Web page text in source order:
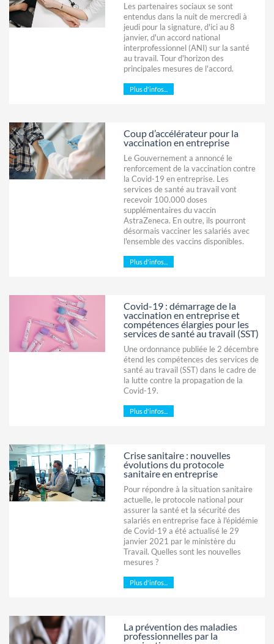
Les partenaires sociaux se sont
entendus dans la nuit de mercredi à
jeudi pour la signature, d'ici au 8
janvier, d'un accord national
interprofessionnel (ANI) sur la santé
au travail. Tour d'horizon des
principales mesures de l'accord.
Plus d'infos...
Coup d’accélérateur pour la
vaccination en entreprise
Le Gouvernement a annoncé le
renforcement de la vaccination contre
la Covid-19 en entreprise. Les
services de santé au travail vont
recevoir 100.000 doses
supplémentaires du vaccin
AstraZeneca. En outre, ils pourront
désormais vacciner les salariés avec
l'ensemble des vaccins disponibles.
Plus d'infos...
Covid-19 : démarrage de la
vaccination en entreprise et
compétences élargies pour les
services de santé au travail (SST)
Une ordonnance publiée le 2 décembre
étend les compétences des services de
santé au travail (SST) dans le cadre de
la lutte contre la propagation de la
Covid-19.
Plus d'infos...
Crise sanitaire : nouvelles
évolutions du protocole
sanitaire en entreprise
Pour répondre à la situation sanitaire
actuelle, le protocole national pour
assurer la santé et la sécurité des
salariés en entreprise face à l'épidémie
de Covid-19 a été actualisé le 29
janvier 2021 par le ministère du
Travail. Quelles sont les nouvelles
mesures ?
Plus d'infos...
La prévention des maladies
professionnelles par la